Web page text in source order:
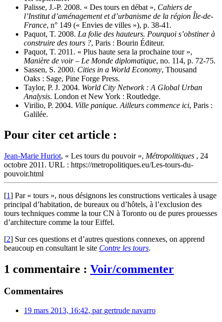
Palisse, J.-P. 2008. « Des tours en débat », Cahiers de
l’Institut d’aménagement et d’urbanisme de la région Île-de-
France, n° 149 (« Envies de villes »), p. 38-41.
Paquot, T. 2008. La folie des hauteurs. Pourquoi s’obstiner à
construire des tours ?, Paris : Bourin Éditeur.
Paquot, T. 2011. « Plus haute sera la prochaine tour »,
Manière de voir – Le Monde diplomatique, no. 114, p. 72-75.
Sassen, S. 2000. Cities in a World Economy, Thousand
Oaks : Sage, Pine Forge Press.
Taylor, P. J. 2004. World City Network : A Global Urban
Analysis. London et New York : Routledge.
Virilio, P. 2004. Ville panique. Ailleurs commence ici, Paris :
Galilée.
Pour citer cet article :
Jean-Marie Huriot, « Les tours du pouvoir », Métropolitiques , 24
octobre 2011. URL : https://metropolitiques.eu/Les-tours-du-
pouvoir.html
[1] Par « tours », nous désignons les constructions verticales à usage
principal d’habitation, de bureaux ou d’hôtels, à l’exclusion des
tours techniques comme la tour CN à Toronto ou de pures prouesses
d’architecture comme la tour Eiffel.
[2] Sur ces questions et d’autres questions connexes, on apprend
beaucoup en consultant le site Contre les tours.
1 commentaire : Voir/commenter
Commentaires
19 mars 2013, 16:42, par gertrude navarro